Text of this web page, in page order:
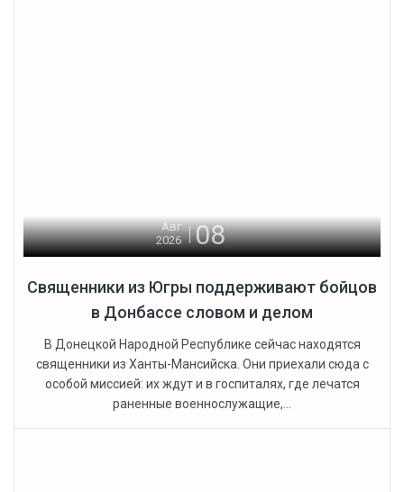
Авг
2026
08
Священники из Югры поддерживают бойцов
в Донбассе словом и делом
В Донецкой Народной Республике сейчас находятся
священники из Ханты-Мансийска. Они приехали сюда с
особой миссией: их ждут и в госпиталях, где лечатся
раненные военнослужащие,...